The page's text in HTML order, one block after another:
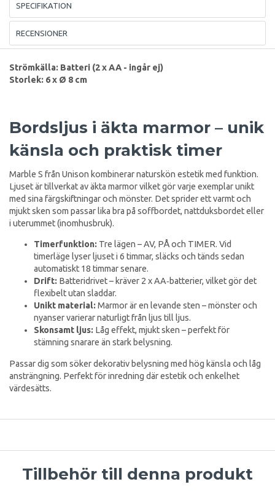
SPECIFIKATION
RECENSIONER
Strömkälla: Batteri (2 x AA - ingår ej)
Storlek: 6 x Ø 8 cm
Bordsljus i äkta marmor – unik
känsla och praktisk timer
Marble S från Unison kombinerar naturskön estetik med funktion.
Ljuset är tillverkat av äkta marmor vilket gör varje exemplar unikt
med sina färgskiftningar och mönster. Det sprider ett varmt och
mjukt sken som passar lika bra på soffbordet, nattduksbordet eller
i uterummet (inomhusbruk).
Timerfunktion: Tre lägen – AV, PÅ och TIMER. Vid
timerläge lyser ljuset i 6 timmar, släcks och tänds sedan
automatiskt 18 timmar senare.
Drift: Batteridrivet – kräver 2 x AA‑batterier, vilket gör det
flexibelt utan sladdar.
Unikt material:Marmor är en levande sten – mönster och
nyanser varierar naturligt från ljus till ljus.
Skonsamt ljus: Låg effekt, mjukt sken – perfekt för
stämning snarare än stark belysning.
Passar dig som söker dekorativ belysning med hög känsla och låg
ansträngning. Perfekt för inredning där estetik och enkelhet
värdesätts.
Tillbehör till denna produkt